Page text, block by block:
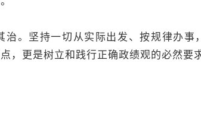
。坚持一切从实际出发、按规律办事
，更是树立和践行正确政绩观的必然要求